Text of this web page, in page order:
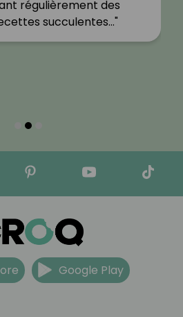
régulièrement des
succulentes…"
Google Play